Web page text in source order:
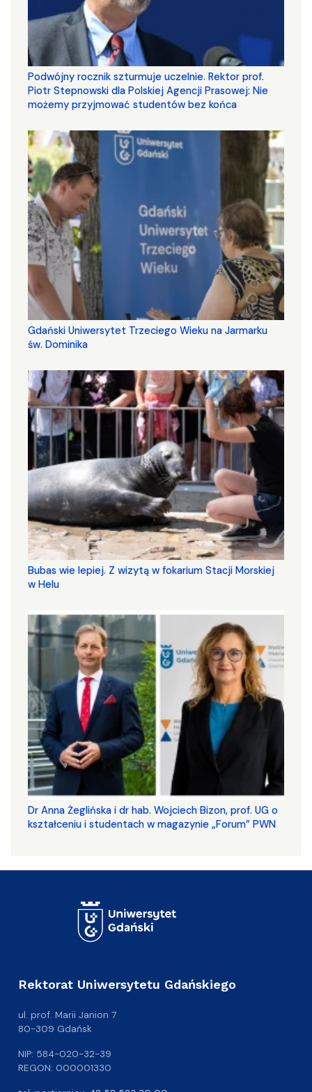
Podwójny rocznik szturmuje uczelnie. Rektor prof.
Piotr Stepnowski dla Polskiej Agencji Prasowej: Nie
możemy przyjmować studentów bez końca
Gdański Uniwersytet Trzeciego Wieku na Jarmarku
św. Dominika
Bubas wie lepiej. Z wizytą w fokarium Stacji Morskiej
w Helu
​​​​​​​Dr Anna Żeglińska i dr hab. Wojciech Bizon, prof. UG o
kształceniu i studentach w magazynie „Forum” PWN
Rektorat Uniwersytetu Gdańskiego
ul. prof. Marii Janion 7
80-309 Gdańsk
NIP: 584-020-32-39
REGON: 000001330